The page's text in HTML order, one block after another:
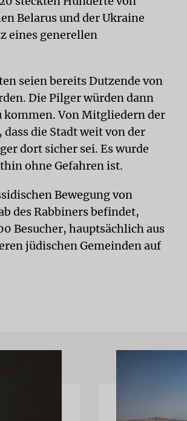
Belarus und der Ukraine
eines generellen
seien bereits Dutzende von
Die Pilger würden dann
kommen. Von Mitgliedern der
die Stadt weit von der
dort sicher sei. Es wurde
ohne Gefahren ist.
Bewegung von
des Rabbiners befindet,
Besucher, hauptsächlich aus
jüdischen Gemeinden auf